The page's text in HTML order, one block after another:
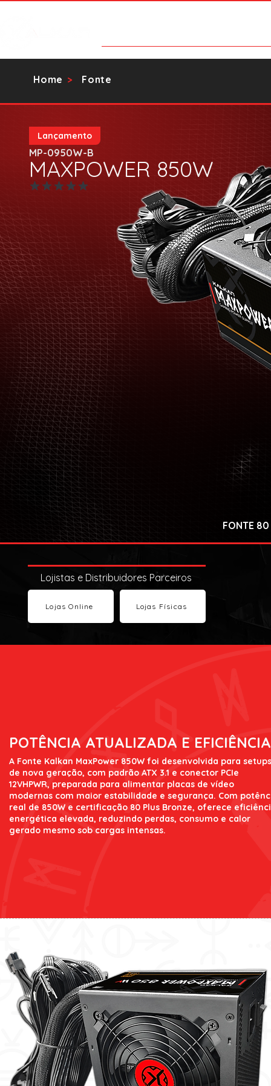
>
Home Fonte
MAXPOWER 850W
Ainda sem avaliações
MP-0950W-B
Lançamento
FONTE
Lojistas e Distribuidores Parceiros
Lojas Online Lojas Físicas
POTÊNCIA ATUALIZADA E EFICIÊNCIA
A Fonte Kalkan MaxPower 850W foi desenvolvida para setups
de nova geração, com padrão ATX 3.1 e conector PCIe
12VHPWR, preparada para alimentar placas de vídeo
modernas com maior estabilidade e segurança. Com
real de 850W e certificação 80 Plus Bronze, oferece
energética elevada, reduzindo perdas, consumo e calor
gerado mesmo sob cargas intensas.